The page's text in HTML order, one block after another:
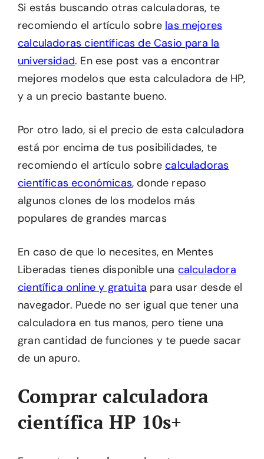
Si estás buscando otras calculadoras, te
recomiendo el artículo sobre las mejores
calculadoras científicas de Casio para la
universidad. En ese post vas a encontrar
mejores modelos que esta calculadora de HP,
y a un precio bastante bueno.
Por otro lado, si el precio de esta calculadora
está por encima de tus posibilidades, te
recomiendo el artículo sobrecalculadoras
científicas económicas, donde repaso
algunos clones de los modelos más
populares de grandes marcas
En caso de que lo necesites, en Mentes
Liberadas tienes disponible una calculadora
científica online y gratuita para usar desde el
navegador. Puede no ser igual que tener una
calculadora en tus manos, pero tiene una
gran cantidad de funciones y te puede sacar
de un apuro.
Comprar calculadora
científica HP 10s+